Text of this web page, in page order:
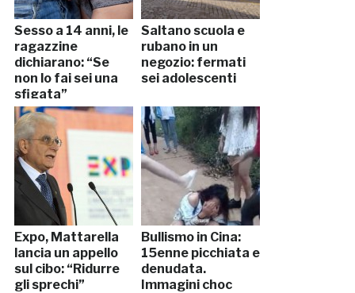
Sesso a 14 anni, le
ragazzine
dichiarano: “Se
non lo fai sei una
sfigata”
Saltano scuola e
rubano in un
negozio: fermati
sei adolescenti
Expo, Mattarella
lancia un appello
sul cibo: “Ridurre
gli sprechi”
Bullismo in Cina:
15enne picchiata e
denudata.
Immagini choc